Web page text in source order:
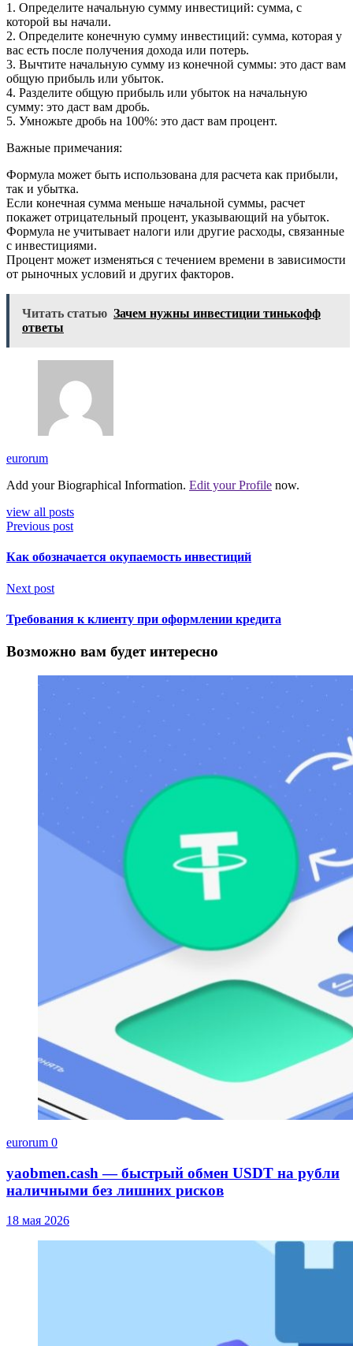
1. Определите начальную сумму инвестиций: сумма, с
которой вы начали.
2. Определите конечную сумму инвестиций: сумма, которая у
вас есть после получения дохода или потерь.
3. Вычтите начальную сумму из конечной суммы: это даст вам
общую прибыль или убыток.
4. Разделите общую прибыль или убыток на начальную
сумму: это даст вам дробь.
5. Умножьте дробь на 100%: это даст вам процент.
Важные примечания:
Формула может быть использована для расчета как прибыли,
так и убытка.
Если конечная сумма меньше начальной суммы, расчет
покажет отрицательный процент, указывающий на убыток.
Формула не учитывает налоги или другие расходы, связанные
с инвестициями.
Процент может изменяться с течением времени в зависимости
от рыночных условий и других факторов.
Читать статью Зачем нужны инвестиции тинькофф
ответы
eurorum
Add your Biographical Information. Edit your Profile now.
view all posts
Previous post
Как обозначается окупаемость инвестиций
Next post
Требования к клиенту при оформлении кредита
Возможно вам будет интересно
eurorum 0
yaobmen.cash — быстрый обмен USDT на рубли
наличными без лишних рисков
18 мая 2026